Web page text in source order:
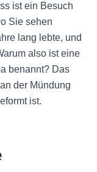
ist ein Besuch
Sie sehen
lang lebte, und
also ist eine
benannt? Das
an der Mündung
ist.